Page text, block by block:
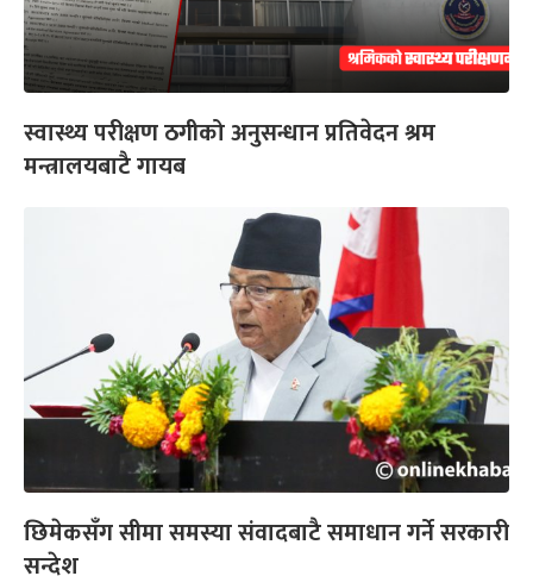
स्वास्थ्य परीक्षण ठगीको अनुसन्धान प्रतिवेदन श्रम
मन्त्रालयबाटै गायब
छिमेकसँग सीमा समस्या संवादबाटै समाधान गर्ने सरकारी
सन्देश